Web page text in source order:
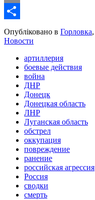
Email
Share
Опубліковано в Горловка,
Новости
артиллерия
боевые действия
война
ДНР
Донецк
Донецкая область
ЛНР
Луганская область
обстрел
оккупация
повреждение
ранение
российская агрессия
Россия
сводки
смерть